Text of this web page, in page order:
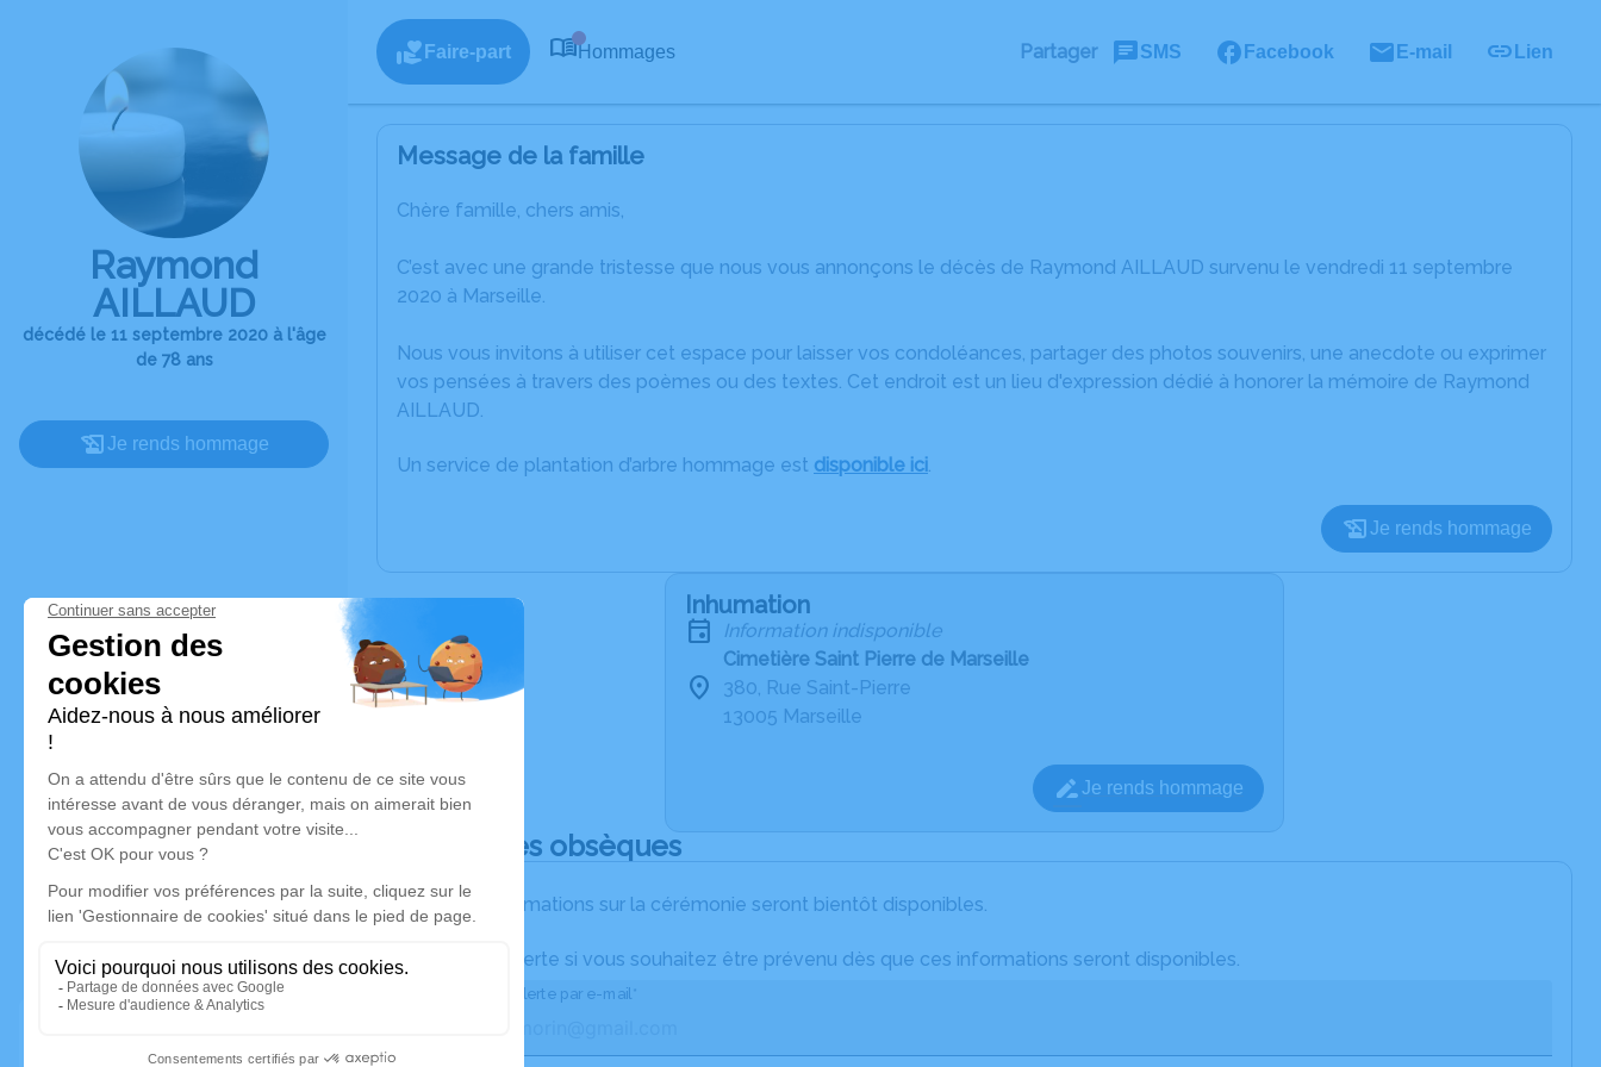
Raymond
AILLAUD
décédé le 11 septembre 2020 à l'âge
de 78 ans
Je rends hommage
Faire-part Hommages Partager SMS Facebook E-mail Lien
Message de la famille
Chère famille, chers amis,
C’est avec une grande tristesse que nous vous annonçons le décès de Raymond AILLAUD survenu le vendredi 11 septembre
2020 à Marseille.
Nous vous invitons à utiliser cet espace pour laisser vos condoléances, partager des photos souvenirs, une anecdote ou exprimer
vos pensées à travers des poèmes ou des textes. Cet endroit est un lieu d'expression dédié à honorer la mémoire de Raymond
AILLAUD.
Un service de plantation d’arbre hommage est disponible ici.
Je rends hommage
Inhumation
Information indisponible
Cimetière Saint Pierre de Marseille
380, Rue Saint-Pierre
13005 Marseille
Je rends hommage
Déroulé des obsèques
Les informations sur la cérémonie seront bientôt disponibles.
Activez une alerte si vous souhaitez être prévenu dès que ces informations seront disponibles.
Recevoir une alerte par e-mail*